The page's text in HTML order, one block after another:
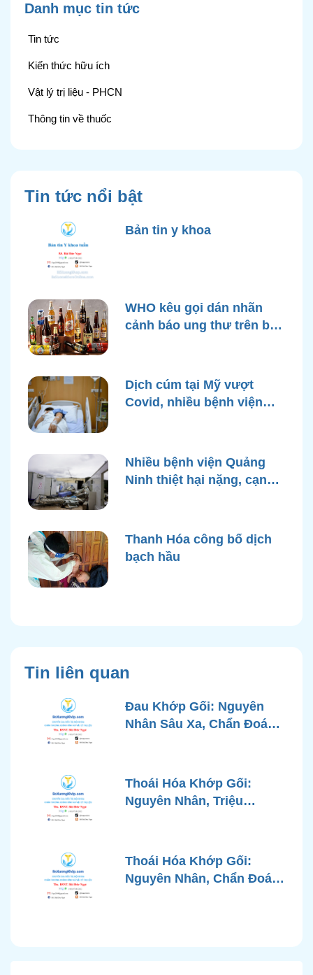
Danh mục tin tức
Tin tức
Kiến thức hữu ích
Vật lý trị liệu - PHCN
Thông tin về thuốc
Tin tức nổi bật
Bản tin y khoa
WHO kêu gọi dán nhãn
cảnh báo ung thư trên bao
Dịch cúm tại Mỹ vượt
Covid, nhiều bệnh viện
Nhiều bệnh viện Quảng
Ninh thiệt hại nặng, cạn
Thanh Hóa công bố dịch
bạch hầu
Tin liên quan
Đau Khớp Gối: Nguyên
Nhân Sâu Xa, Chẩn Đoán
Góc Nhìn Bác Sĩ Xương
Khớp
Thoái Hóa Khớp Gối:
Nguyên Nhân, Triệu
Chuẩn Y Khoa
Thoái Hóa Khớp Gối:
Nguyên Nhân, Chẩn Đoán